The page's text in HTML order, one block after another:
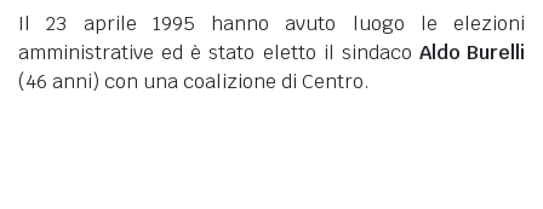
Il 23 aprile 1995 hanno avuto luogo le elezioni
amministrative ed è stato eletto il sindaco Aldo Burelli
(46 anni) con una coalizione di Centro.